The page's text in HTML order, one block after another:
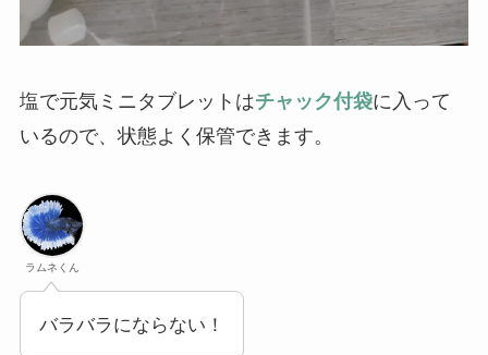
塩で元気ミニタブレットはチャック付袋に入って
いるので、状態よく保管できます。
ラムネくん
バラバラにならない！